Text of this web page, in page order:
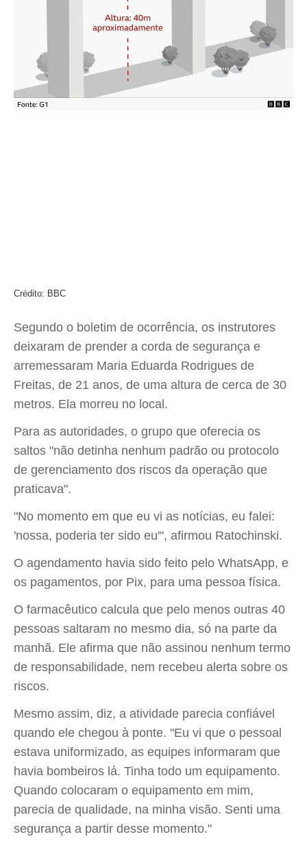
Crédito: BBC
Segundo o boletim de ocorrência, os instrutores
deixaram de prender a corda de segurança e
arremessaram Maria Eduarda Rodrigues de
Freitas, de 21 anos, de uma altura de cerca de 30
metros. Ela morreu no local.
Para as autoridades, o grupo que oferecia os
saltos "não detinha nenhum padrão ou protocolo
de gerenciamento dos riscos da operação que
praticava".
"No momento em que eu vi as notícias, eu falei:
'nossa, poderia ter sido eu'", afirmou Ratochinski.
O agendamento havia sido feito pelo WhatsApp, e
os pagamentos, por Pix, para uma pessoa física.
O farmacêutico calcula que pelo menos outras 40
pessoas saltaram no mesmo dia, só na parte da
manhã. Ele afirma que não assinou nenhum termo
de responsabilidade, nem recebeu alerta sobre os
riscos.
Mesmo assim, diz, a atividade parecia confiável
quando ele chegou à ponte. "Eu vi que o pessoal
estava uniformizado, as equipes informaram que
havia bombeiros lá. Tinha todo um equipamento.
Quando colocaram o equipamento em mim,
parecia de qualidade, na minha visão. Senti uma
segurança a partir desse momento."